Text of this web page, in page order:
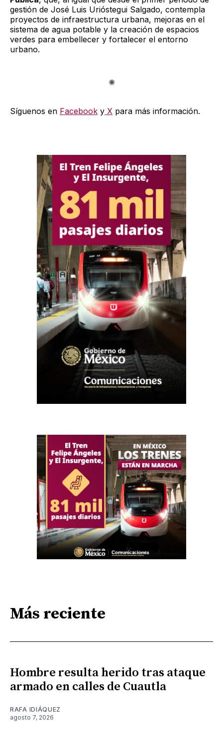
gestión de José Luis Urióstegui Salgado, contempla
proyectos de infraestructura urbana, mejoras en el
sistema de agua potable y la creación de espacios
verdes para embellecer y fortalecer el entorno
urbano.
Síguenos en Facebook y X para más información.
Más reciente
Hombre resulta herido tras ataque
armado en calles de Cuautla
RAFA IDIÁQUEZ
agosto 7, 2026